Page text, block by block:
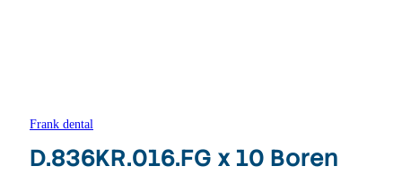
Frank dental
D.836KR.016.FG x 10 Boren